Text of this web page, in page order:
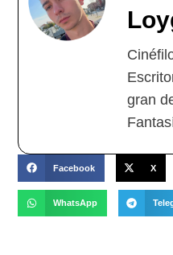
gran
Facebook X
WhatsApp